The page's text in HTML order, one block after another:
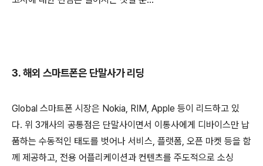
3. 해외 스마트폰은 단말사가 리딩
Global 스마트폰 시장은 Nokia, RIM, Apple 등이 리드하고 있
다. 위 3개사의 공통점은 단말사이면서 이통사에게 디바이스만 납
품하는 수동적인 태도를 벗어나 서비스, 플랫폼, 오픈 마켓 등을 함
께 제공하고, 전용 어플리케이션과 컨텐츠를 주도적으로 소싱